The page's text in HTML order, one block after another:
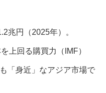
兆円（2025年）。
上回る購買力（IMF）
「身近」なアジア市場で